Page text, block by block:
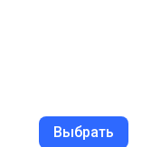
Выбрать